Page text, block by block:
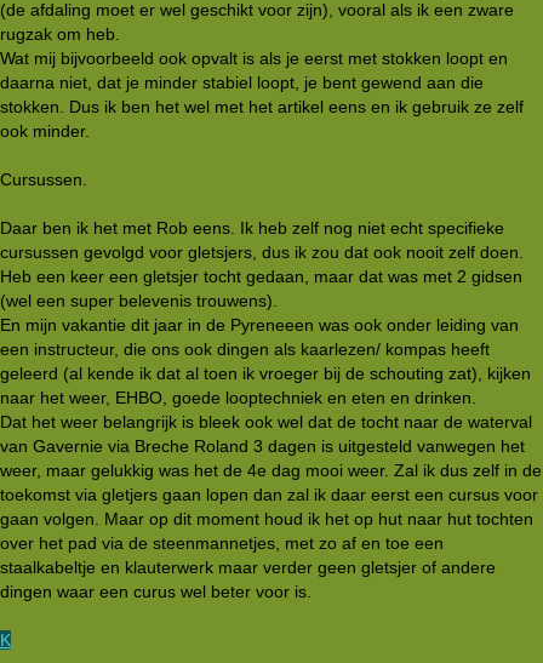
(de afdaling moet er wel geschikt voor zijn), vooral als ik een zware
rugzak om heb.
Wat mij bijvoorbeeld ook opvalt is als je eerst met stokken loopt en
daarna niet, dat je minder stabiel loopt, je bent gewend aan die
stokken. Dus ik ben het wel met het artikel eens en ik gebruik ze zelf
ook minder.
Cursussen.
Daar ben ik het met Rob eens. Ik heb zelf nog niet echt specifieke
cursussen gevolgd voor gletsjers, dus ik zou dat ook nooit zelf doen.
Heb een keer een gletsjer tocht gedaan, maar dat was met 2 gidsen
(wel een super belevenis trouwens).
En mijn vakantie dit jaar in de Pyreneeen was ook onder leiding van
een instructeur, die ons ook dingen als kaarlezen/ kompas heeft
geleerd (al kende ik dat al toen ik vroeger bij de schouting zat), kijken
naar het weer, EHBO, goede looptechniek en eten en drinken.
Dat het weer belangrijk is bleek ook wel dat de tocht naar de waterval
van Gavernie via Breche Roland 3 dagen is uitgesteld vanwegen het
weer, maar gelukkig was het de 4e dag mooi weer. Zal ik dus zelf in de
toekomst via gletjers gaan lopen dan zal ik daar eerst een cursus voor
gaan volgen. Maar op dit moment houd ik het op hut naar hut tochten
over het pad via de steenmannetjes, met zo af en toe een
staalkabeltje en klauterwerk maar verder geen gletsjer of andere
dingen waar een curus wel beter voor is.
K